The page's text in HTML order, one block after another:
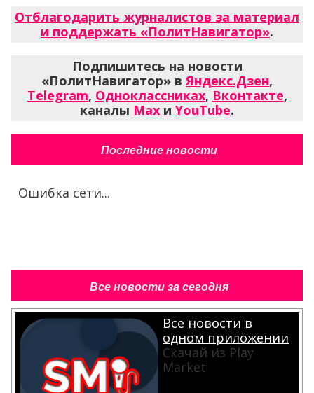
Отблагодарить журналистов за материал
и поддержать «ПолитНавигатор».
Подпишитесь на новости
«ПолитНавигатор» в Яндекс.Дзен,
Telegram, Одноклассниках, Вконтакте,
каналы Max и YouTube.
Последние новости
Ошибка сети...
Все новости за сегодня
Все новости в
одном приложении
Скачай из Play
Market